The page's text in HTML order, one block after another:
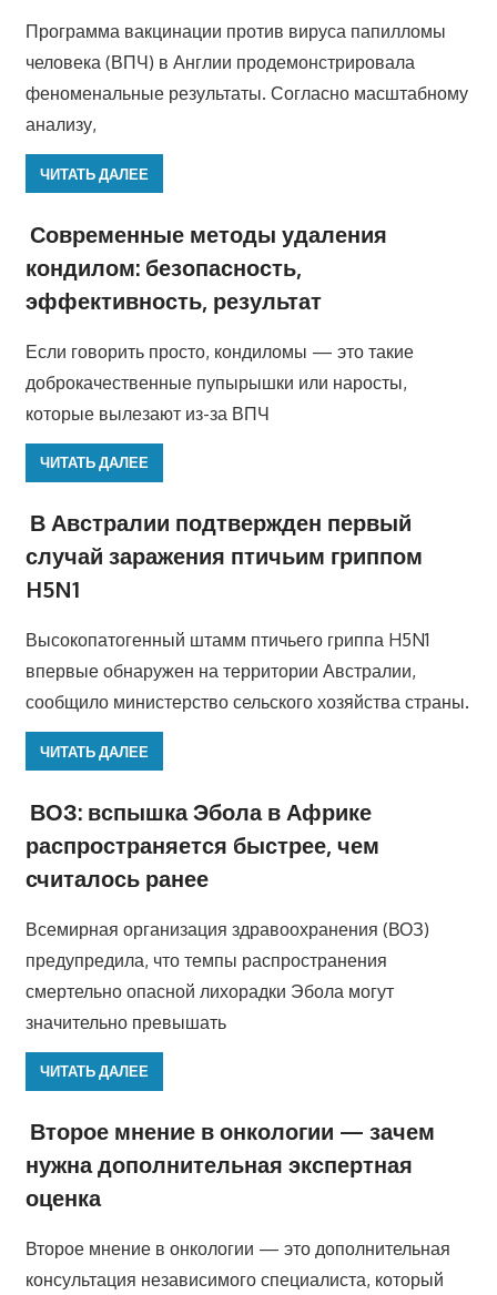
Программа вакцинации против вируса папилломы
человека (ВПЧ) в Англии продемонстрировала
феноменальные результаты. Согласно масштабному
анализу,
ЧИТАТЬ ДАЛЕЕ
Современные методы удаления
кондилом: безопасность,
эффективность, результат
Если говорить просто, кондиломы — это такие
доброкачественные пупырышки или наросты,
которые вылезают из-за ВПЧ
ЧИТАТЬ ДАЛЕЕ
В Австралии подтвержден первый
случай заражения птичьим гриппом
H5N1
Высокопатогенный штамм птичьего гриппа H5N1
впервые обнаружен на территории Австралии,
сообщило министерство сельского хозяйства страны.
ЧИТАТЬ ДАЛЕЕ
ВОЗ: вспышка Эбола в Африке
распространяется быстрее, чем
считалось ранее
Всемирная организация здравоохранения (ВОЗ)
предупредила, что темпы распространения
смертельно опасной лихорадки Эбола могут
значительно превышать
ЧИТАТЬ ДАЛЕЕ
Второе мнение в онкологии — зачем
нужна дополнительная экспертная
оценка
Второе мнение в онкологии — это дополнительная
консультация независимого специалиста, который